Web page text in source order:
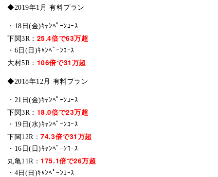
◆2019年1月 有料プラン
・18日(金)ｷｬﾝﾍﾟｰﾝｺｰｽ
下関3R： 25.4倍で63万超
・6日(日)ｷｬﾝﾍﾟｰﾝｺｰｽ
大村5R： 106倍で31万超
◆2018年12月 有料プラン
・21日(金)ｷｬﾝﾍﾟｰﾝｺｰｽ
下関3R： 18.0倍で23万超
・19日(水)ｷｬﾝﾍﾟｰﾝｺｰｽ
下関12R：74.3倍で31万超
・16日(日)ｷｬﾝﾍﾟｰﾝｺｰｽ
丸亀11R： 175.1倍で26万超
・4日(日)ｷｬﾝﾍﾟｰﾝｺｰｽ